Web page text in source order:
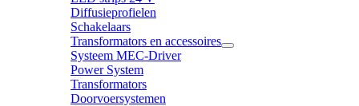
Diffusieprofielen
Schakelaars
Transformators en accessoires
Systeem MEC-Driver
Power System
Transformators
Doorvoersystemen